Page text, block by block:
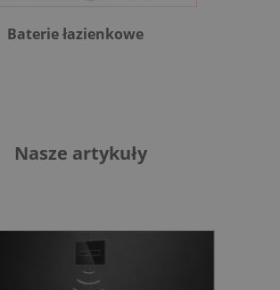
Baterie łazienkowe
Nasze artykuły